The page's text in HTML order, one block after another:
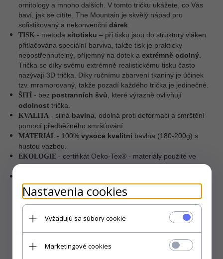
ornitology a mnoho dalších. V tomto tričku ukážete, co Vás
baví, jak se cítíte. The Mountain je skvělý nápad pro
sofistikovaný a nekonvenční dárek
TISK - metoda sítotisku – při tisku jsou do struktury vláken
přitlačována speciální barviva, takže tisk je prakticky
nepostřehnutelný, příjemný na dotek a extrémně odolný.
Trička se díky svému extrémně realistickému tisku často
nazývají 3D trička. Díky ručnímu zbarvení tkaniny je účinek
tzv. mramorovaný, takže pozadí každého trička je jedinečné.
ŠITÍ - bez postranních švů , které výrazně ovlivňují
odolnost trička.
KVALITA - silná bavlna , odolná proti deformaci a smrštění
pomocí předběžného smršťování.
MATERIÁL - 100% vysoce kvalitní bavlna (180-200g) s
hustou vazbou.
EKOLOGIE - certifikát Oeko-Tex® - materiály použité ve
všech fázích výroby nepoškozují životní prostředí.
Nastavenia cookies
Vyžadujú sa súbory cookie
Marketingové cookies